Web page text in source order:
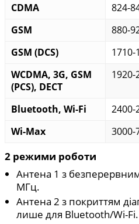
CDMA
824-
GSM
880-
GSM (DCS)
WCDMA, 3G, GSM
(PCS), DECT
Bluetooth, Wi-Fi
Wi-Max
2 режими роботи
Антена 1 з
МГц.
Антена 2 з покриттям
лише для Bluetooth/Wi-Fi.